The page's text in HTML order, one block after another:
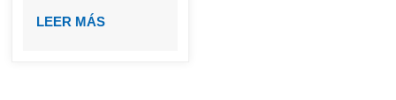
LEER MÁS